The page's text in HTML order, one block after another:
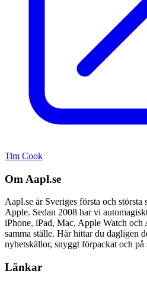
Tim Cook
Om Aapl.se
Aapl.se är Sveriges första och
Apple. Sedan 2008 har vi
iPhone, iPad, Mac, Apple Watch
samma ställe. Här hittar du dagligen
nyhetskällor, snyggt förpackat och på
Länkar